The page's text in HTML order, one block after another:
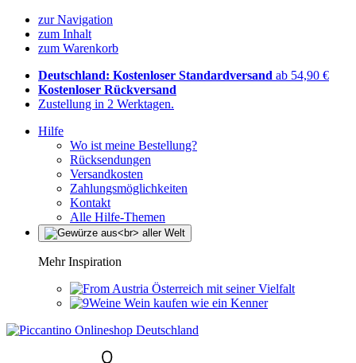
zur Navigation
zum Inhalt
zum Warenkorb
Deutschland: Kostenloser Standardversand ab 54,90 €
Kostenloser Rückversand
Zustellung in 2 Werktagen.
Hilfe
Wo ist meine Bestellung?
Rücksendungen
Versandkosten
Zahlungsmöglichkeiten
Kontakt
Alle Hilfe-Themen
Mehr Inspiration
Österreich mit seiner Vielfalt
Wein kaufen wie ein Kenner